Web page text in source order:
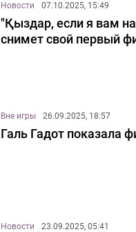
Новости 07.10.2025, 15:49
"Қыздар, если я вам
снимет свой первый
Вне игры 26.09.2025, 18:57
Галь Гадот показала
Новости 23.09.2025, 05:41